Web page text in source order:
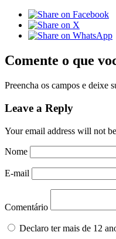
Comente o que
Preencha os campos e deixe
Leave a Reply
Your email address will not
Nome
E-mail
Comentário
Declaro ter mais de 12